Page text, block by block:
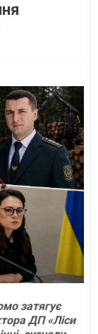
затягує
ДП «Ліси